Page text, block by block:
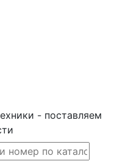
- поставляем